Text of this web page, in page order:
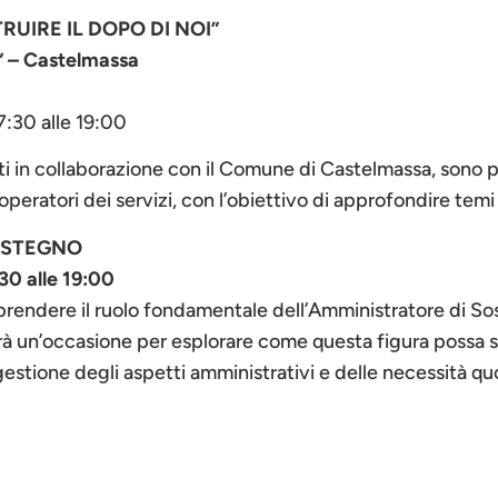
IL DOPO DI NOI”
– Castelmassa
alle 19:00
collaborazione con il Comune di Castelmassa, sono
dei servizi, con l’obiettivo di approfondire
alle 19:00
il ruolo fondamentale dell’Amministratore di
un’occasione per esplorare come questa figura
degli aspetti amministrativi e delle necessità